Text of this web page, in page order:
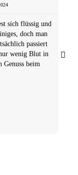
sich flüssig und
doch man
passiert
wenig Blut in
Genuss beim